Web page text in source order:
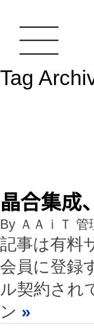
Tag
晶合集成
By ＡＡｉＴ 管
記事は有料
会員に登録
ル契約され
ン »